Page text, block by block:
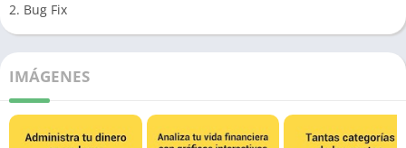
2. Bug Fix
IMÁGENES